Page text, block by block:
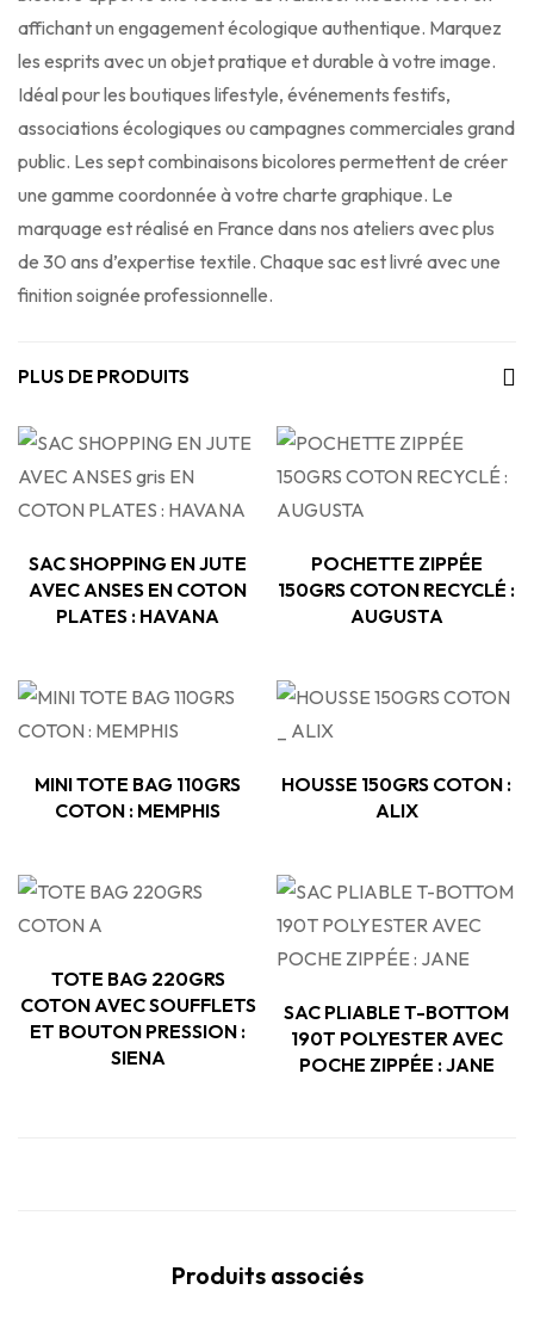
affichant un engagement écologique authentique. Marquez
les esprits avec un objet pratique et durable à votre image.
Idéal pour les boutiques lifestyle, événements festifs,
associations écologiques ou campagnes commerciales grand
public. Les sept combinaisons bicolores permettent de créer
une gamme coordonnée à votre charte graphique. Le
marquage est réalisé en France dans nos ateliers avec plus
de 30 ans d’expertise textile. Chaque sac est livré avec une
finition soignée professionnelle.
PLUS DE PRODUITS
SAC SHOPPING EN JUTE
AVEC ANSES EN COTON
PLATES : HAVANA
POCHETTE ZIPPÉE
150GRS COTON RECYCLÉ :
AUGUSTA
MINI TOTE BAG 110GRS
COTON : MEMPHIS
HOUSSE 150GRS COTON :
ALIX
TOTE BAG 220GRS
COTON AVEC SOUFFLETS
ET BOUTON PRESSION :
SIENA
SAC PLIABLE T-BOTTOM
190T POLYESTER AVEC
POCHE ZIPPÉE : JANE
Produits associés